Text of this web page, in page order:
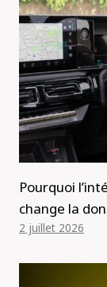
Pourquoi
change la
2 juillet 2026